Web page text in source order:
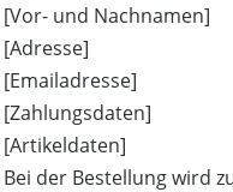
[Vor- und Nachnamen]
[Adresse]
[Emailadresse]
[Zahlungsdaten]
[Artikeldaten]
Bei der Bestellung wird